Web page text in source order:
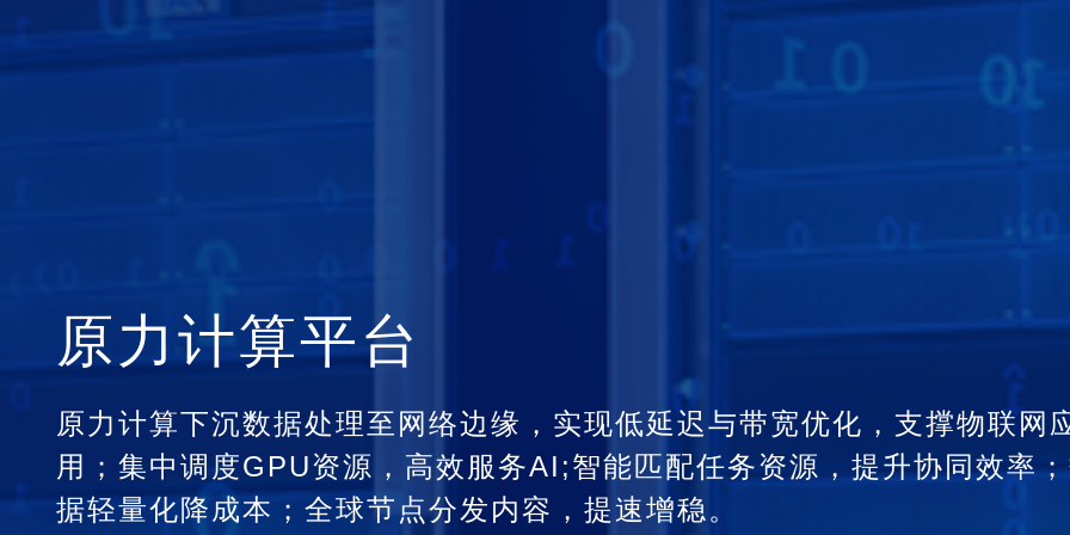
原力计算平台
原力计算下沉数据处理至网络边缘，实现低延迟与带宽优化，支撑物联网
用；集中调度GPU资源，高效服务AI;智能匹配任务资源，提升协同效率
据轻量化降成本；全球节点分发内容，提速增稳。